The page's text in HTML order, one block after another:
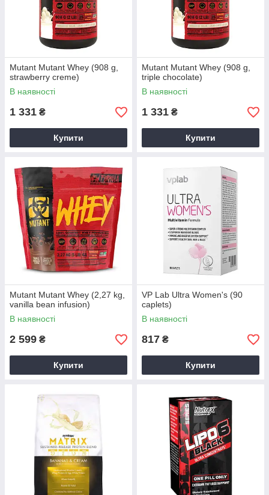
Mutant Mutant Whey (908 g,
strawberry creme)
В наявності
1 331 ₴
Купити
Mutant Mutant Whey (908 g,
triple chocolate)
В наявності
1 331 ₴
Купити
Mutant Mutant Whey (2,27 kg,
vanilla bean infusion)
В наявності
2 599 ₴
Купити
VP Lab Ultra Women's (90
caplets)
В наявності
817 ₴
Купити